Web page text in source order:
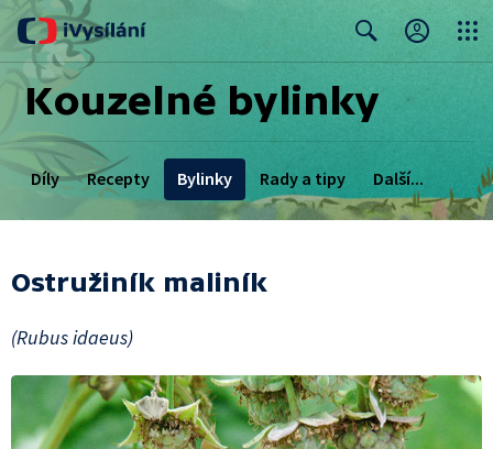
Kouzelné bylinky
Díly Recepty Bylinky Rady a tipy Další...
Ostružiník maliník
(Rubus idaeus)